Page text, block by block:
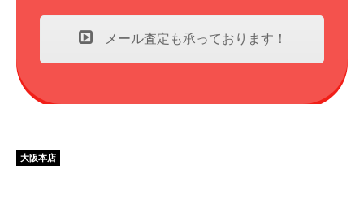
メール査定も承っております！
大阪本店